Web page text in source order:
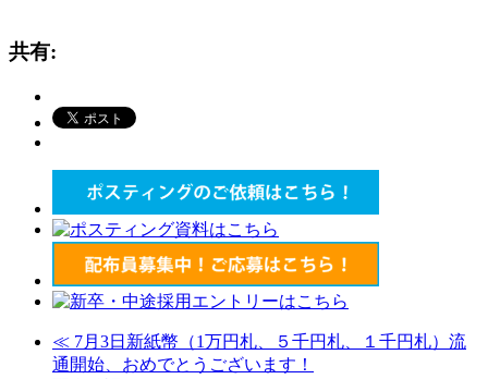
共有:
≪ 7月3日新紙幣（1万円札、５千円札、１千円札）流
通開始、おめでとうございます！